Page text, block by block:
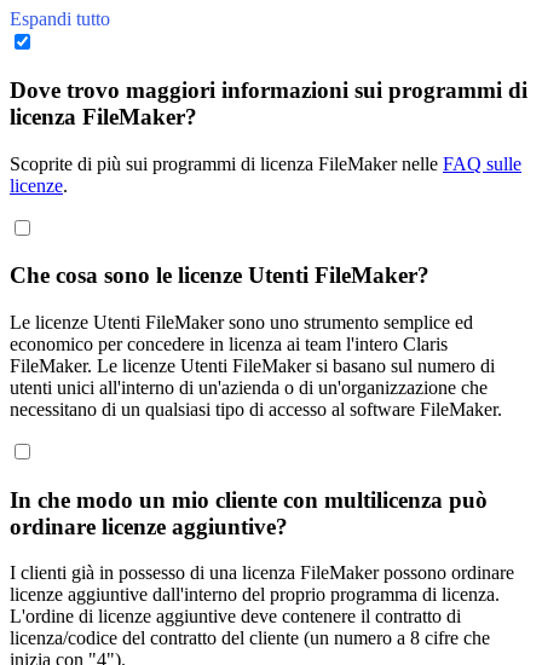
Espandi tutto
Dove trovo maggiori informazioni sui programmi di
licenza FileMaker?
Scoprite di più sui programmi di licenza FileMaker nelle FAQ sulle
licenze.
Che cosa sono le licenze Utenti FileMaker?
Le licenze Utenti FileMaker sono uno strumento semplice ed
economico per concedere in licenza ai team l'intero Claris
FileMaker. Le licenze Utenti FileMaker si basano sul numero di
utenti unici all'interno di un'azienda o di un'organizzazione che
necessitano di un qualsiasi tipo di accesso al software FileMaker.
In che modo un mio cliente con multilicenza può
ordinare licenze aggiuntive?
I clienti già in possesso di una licenza FileMaker possono ordinare
licenze aggiuntive dall'interno del proprio programma di licenza.
L'ordine di licenze aggiuntive deve contenere il contratto di
licenza/codice del contratto del cliente (un numero a 8 cifre che
inizia con "4").